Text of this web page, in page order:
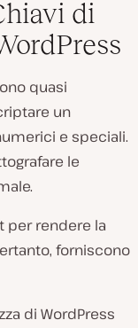
di
quasi
un
e speciali.
le
per rendere la
forniscono
di WordPress